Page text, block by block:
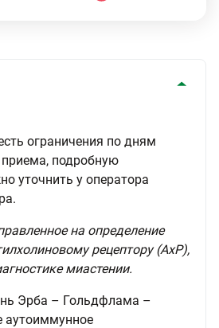
ограничения по дням
подробную
уточнить у оператора
на определение
рецептору (АхР),
миастении.
Эрба – Гольдфлама –